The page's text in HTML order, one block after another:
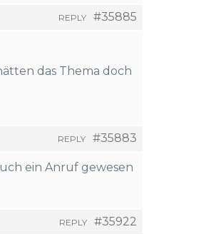
#35885
REPLY
das Thema doch
#35883
REPLY
ein Anruf gewesen
#35922
REPLY